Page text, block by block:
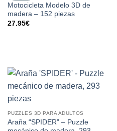
Motocicleta Modelo 3D de
madera – 152 piezas
27.95€
PUZZLES 3D PARA ADULTOS
Araña “SPIDER” – Puzzle